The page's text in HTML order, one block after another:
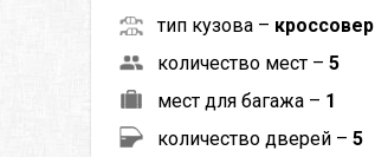
тип кузова – кроссовер
количество мест –5
мест для багажа – 1
количество дверей –5